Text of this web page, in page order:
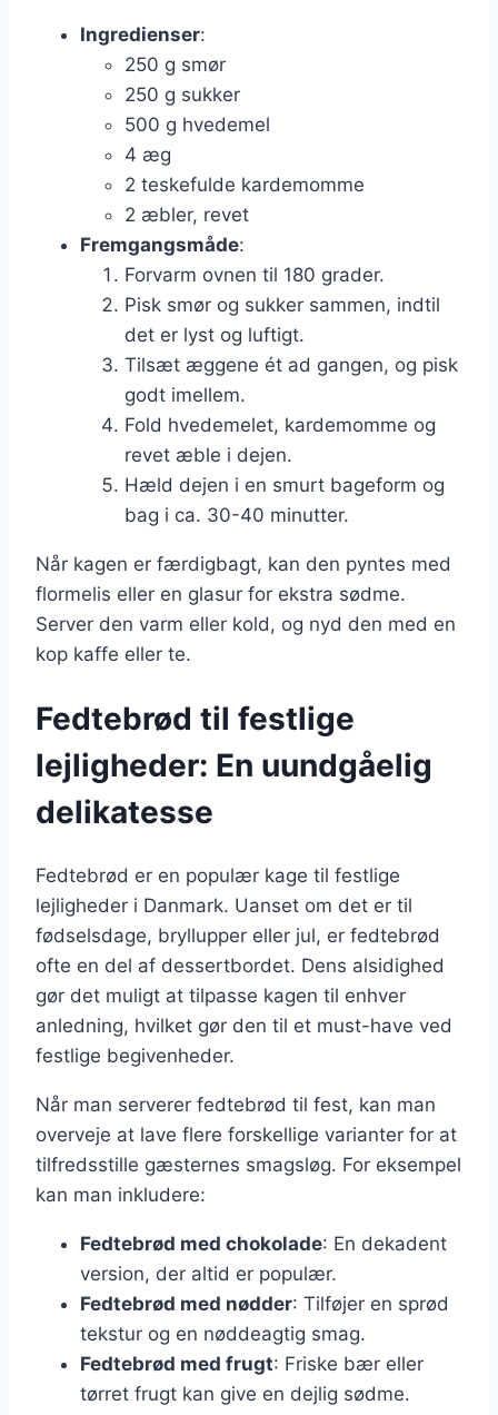
Ingredienser:
250 g smør
250 g sukker
500 g hvedemel
4 æg
2 teskefulde kardemomme
2 æbler, revet
Fremgangsmåde:
Forvarm ovnen til 180 grader.
Pisk smør og sukker sammen, indtil
det er lyst og luftigt.
Tilsæt æggene ét ad gangen, og pisk
godt imellem.
Fold hvedemelet, kardemomme og
revet æble i dejen.
Hæld dejen i en smurt bageform og
bag i ca. 30-40 minutter.
Når kagen er færdigbagt, kan den pyntes med
flormelis eller en glasur for ekstra sødme.
Server den varm eller kold, og nyd den med en
kop kaffe eller te.
Fedtebrød til festlige
lejligheder: En uundgåelig
delikatesse
Fedtebrød er en populær kage til festlige
lejligheder i Danmark. Uanset om det er til
fødselsdage, bryllupper eller jul, er fedtebrød
ofte en del af dessertbordet. Dens alsidighed
gør det muligt at tilpasse kagen til enhver
anledning, hvilket gør den til et must-have ved
festlige begivenheder.
Når man serverer fedtebrød til fest, kan man
overveje at lave flere forskellige varianter for at
tilfredsstille gæsternes smagsløg. For eksempel
kan man inkludere:
Fedtebrød med chokolade: En dekadent
version, der altid er populær.
Fedtebrød med nødder: Tilføjer en sprød
tekstur og en nøddeagtig smag.
Fedtebrød med frugt: Friske bær eller
tørret frugt kan give en dejlig sødme.